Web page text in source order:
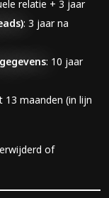
relatie + 3 jaar
: 3 jaar na
: 10 jaar
13 maanden (in lijn
of